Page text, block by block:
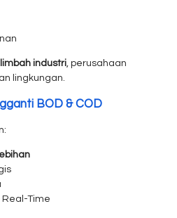
industri, perusahaan
lingkungan.
BOD & COD
Real-Time